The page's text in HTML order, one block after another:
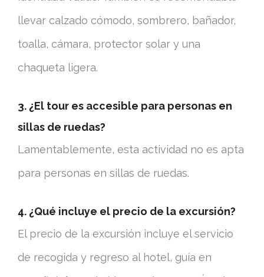
llevar calzado cómodo, sombrero, bañador,
toalla, cámara, protector solar y una
chaqueta ligera.
3. ¿El tour es accesible para personas en
sillas de ruedas?
Lamentablemente, esta actividad no es apta
para personas en sillas de ruedas.
4. ¿Qué incluye el precio de la excursión?
El precio de la excursión incluye el servicio
de recogida y regreso al hotel, guía en